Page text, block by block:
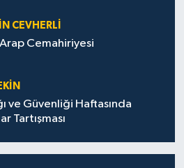
CEVHERLİ
Cemahiriyesi
ve Güvenliği Haftasında
Tartışması